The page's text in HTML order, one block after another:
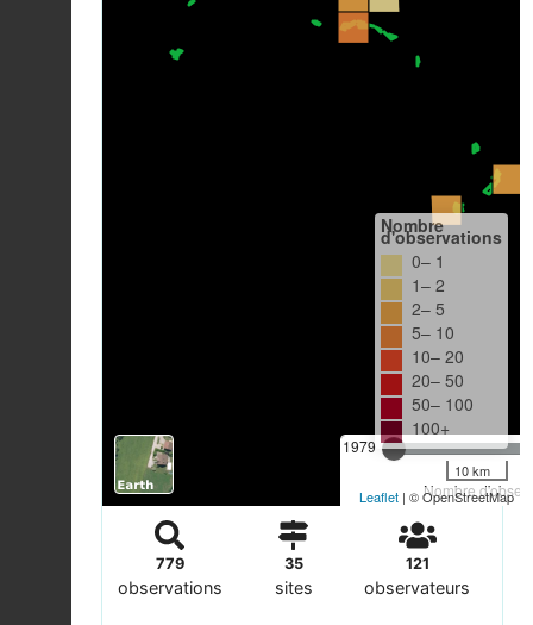
1979
Nombre
Nombre
d'observations
0– 1
1– 2
2– 5
5– 10
10– 20
20– 50
50– 100
100+
10 km
Leaflet | © OpenStreetMap
779
observations
35
sites
121
observateurs